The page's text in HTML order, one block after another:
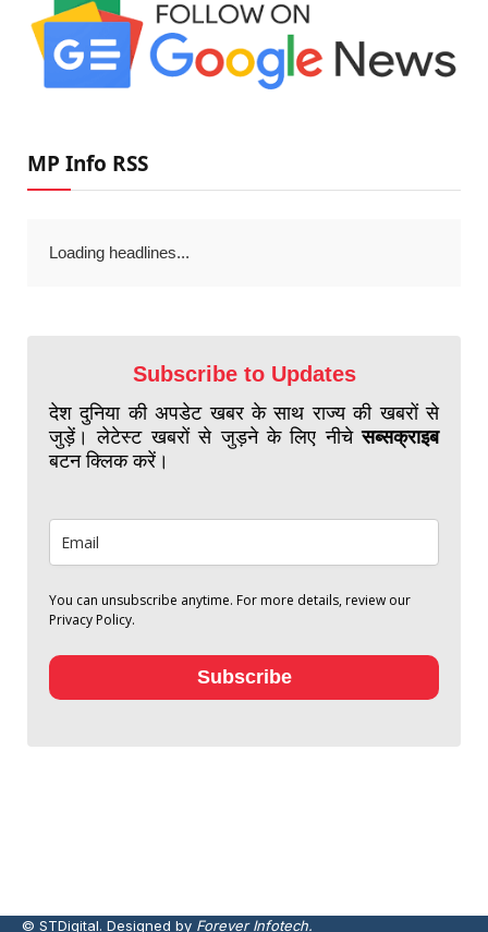
MP Info RSS
Loading headlines...
Subscribe to Updates
देश दुनिया की अपडेट खबर के साथ राज्य की खबरों से
जुड़ें। लेटेस्ट खबरों से जुड़ने के लिए नीचेसब्सक्राइब
बटन क्लिक करें।
You can unsubscribe anytime. For more details, review our
Privacy Policy.
Subscribe
© STDigital. Designed by Forever Infotech.